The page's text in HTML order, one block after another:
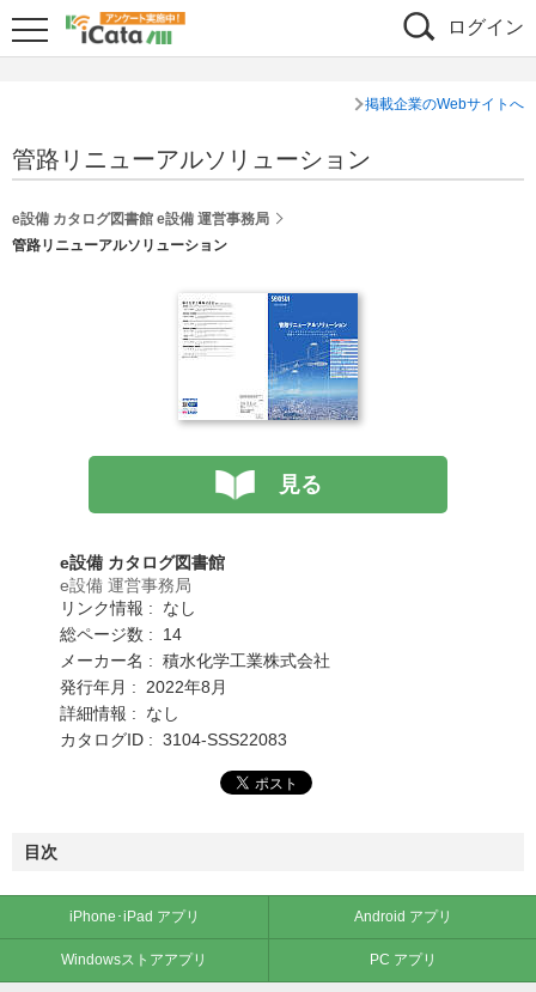
ログイン
掲載企業のWebサイトへ
管路リニューアルソリューション
e設備 カタログ図書館 e設備 運営事務局
管路リニューアルソリューション
見る
e設備 カタログ図書館
e設備 運営事務局
リンク情報 : なし
総ページ数 : 14
メーカー名 : 積水化学工業株式会社
発行年月 : 2022年8月
詳細情報 : なし
カタログID : 3104-SSS22083
目次
iPhone･iPad アプリ Android アプリ
Windowsストアアプリ PC アプリ